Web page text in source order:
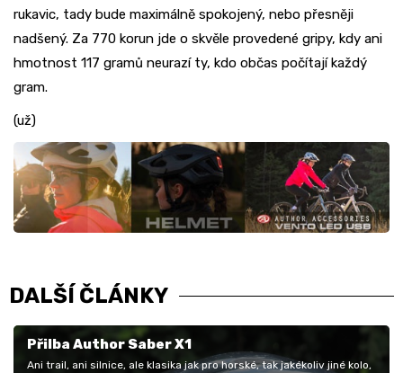
rukavic, tady bude maximálně spokojený, nebo přesněji
nadšený. Za 770 korun jde o skvěle provedené gripy, kdy ani
hmotnost 117 gramů neurazí ty, kdo občas počítají každý
gram.
(už)
DALŠÍ ČLÁNKY
Přilba Author Saber X1
Ani trail, ani silnice, ale klasika jak pro horské, tak jakékoliv jiné kolo,